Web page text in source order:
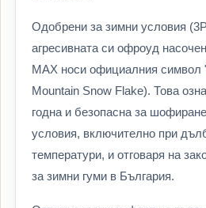
Одобрени за зимни условия
агресивната си офроуд
MAX носи официалния символ
Mountain Snow Flake). Това
годна и безопасна за
условия, включително при
температури, и отговаря на
за зимни гуми в България.